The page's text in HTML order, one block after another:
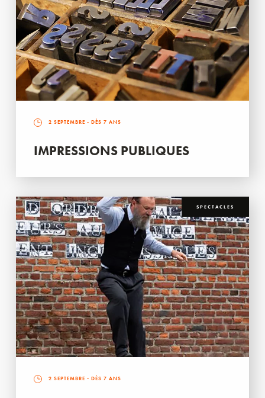
2 SEPTEMBRE - DÈS 7 ANS
IMPRESSIONS PUBLIQUES
SPECTACLES
2 SEPTEMBRE - DÈS 7 ANS